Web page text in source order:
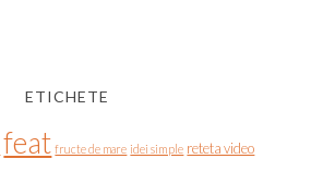
ETICHETE
feat fructe de mare idei simple reteta video